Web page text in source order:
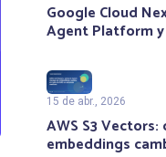
Google Cloud
Agent Platform y
15 de abr., 2026
AWS S3
embeddings